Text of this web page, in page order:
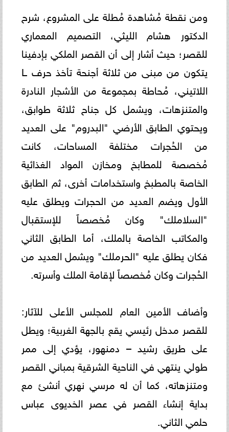
ومن نقطة مُشاهدة مُطلة على المشروع، شرح
الدكتور هشام الليثي، التصميم المعماري
للقصر؛ حيث أشار إلى أن القصر الملكي بإدفينا
يتكون من مبنى من ثلاثة أجنحة تأخذ حرف L
اللاتيني، مُحاطة بمجموعة من الأشجار النادرة
والمتنزهات، ويشمل كل جناح ثلاثة طوابق،
ويحتوي الطابق الأرضي "البدروم" على العديد
من الحُجرات مختلفة المساحات، كانت
مُخصصة للمطابخ ومخازن المواد الغذائية
الخاصة بالمطبخ واستخدامات أخرى، ثم الطابق
الأول ويضم العديد من الحجرات ويطلق عليه
"السلاملك" وكان مُخصصاً للإستقبال
والمكاتب الخاصة بالملك، أما الطابق الثاني
فكان يطلق عليه "الحرملك" ويشمل العديد من
الحُجرات وكان مُخصصاً لإقامة الملك وأسرته.
وأضاف الأمين العام للمجلس الأعلى للآثار:
للقصر مدخل رئيسي يقع بالجهة الغربية؛ ويطل
على طريق رشيد – دمنهور، يؤدي إلى ممر
طولي ينتهي في الناحية الشرقية بمباني القصر
ومتنزهاته، كما أن له مرسي نهري أنشئ مع
بداية إنشاء القصر في عصر الخديوى عباس
حلمي الثاني.